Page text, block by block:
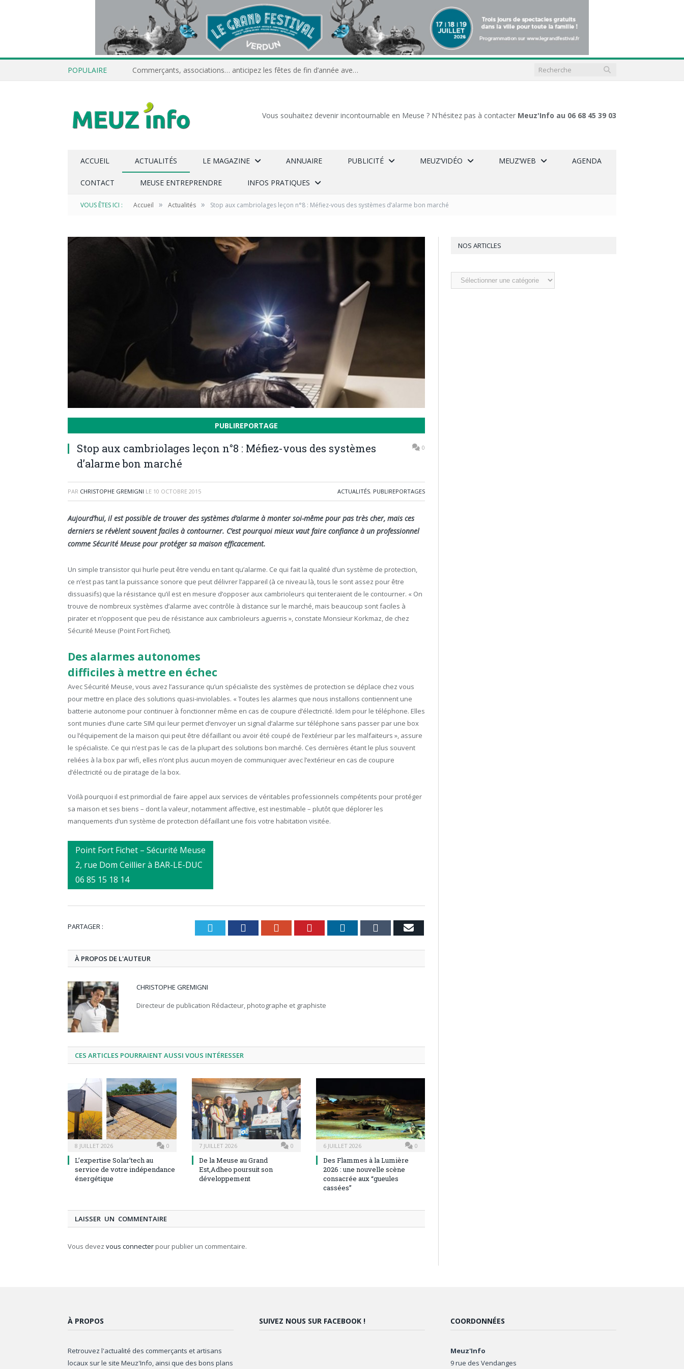
POPULAIRE Commerçants, associations… anticipez les fêtes de fin d’année avec Meuz’Info
Vous souhaitez devenir incontournable en Meuse ? N'hésitez pas à contacter Meuz'Info au 06 68 45 39 03
ACCUEIL ACTUALITÉS LE MAGAZINE ANNUAIRE PUBLICITÉ MEUZ’VIDÉO MEUZ’WEB AGENDA
CONTACT MEUSE ENTREPRENDRE INFOS PRATIQUES
VOUS ÊTES ICI : Accueil » Actualités » Stop aux cambriolages leçon n°8 : Méfiez-vous des systèmes d’alarme bon marché
PUBLIREPORTAGE
Stop aux cambriolages leçon n°8 : Méfiez-vous des systèmes
d’alarme bon marché
0
PAR CHRISTOPHE GREMIGNI LE 10 OCTOBRE 2015 ACTUALITÉS, PUBLIREPORTAGES
Aujourd’hui, il est possible de trouver des systèmes d’alarme à monter soi-même pour pas très cher, mais ces
derniers se révèlent souvent faciles à contourner. C’est pourquoi mieux vaut faire confiance à un professionnel
comme Sécurité Meuse pour protéger sa maison efficacement.
Un simple transistor qui hurle peut être vendu en tant qu’alarme. Ce qui fait la qualité d’un système de protection,
ce n’est pas tant la puissance sonore que peut délivrer l’appareil (à ce niveau là, tous le sont assez pour être
dissuasifs) que la résistance qu’il est en mesure d’opposer aux cambrioleurs qui tenteraient de le contourner. « On
trouve de nombreux systèmes d’alarme avec contrôle à distance sur le marché, mais beaucoup sont faciles à
pirater et n’opposent que peu de résistance aux cambrioleurs aguerris », constate Monsieur Korkmaz, de chez
Sécurité Meuse (Point Fort Fichet).
Des alarmes autonomes
difficiles à mettre en échec
Avec Sécurité Meuse, vous avez l’assurance qu’un spécialiste des systèmes de protection se déplace chez vous
pour mettre en place des solutions quasi-inviolables. « Toutes les alarmes que nous installons contiennent une
batterie autonome pour continuer à fonctionner même en cas de coupure d’électricité. Idem pour le téléphone. Elles
sont munies d’une carte SIM qui leur permet d’envoyer un signal d’alarme sur téléphone sans passer par une box
ou l’équipement de la maison qui peut être défaillant ou avoir été coupé de l’extérieur par les malfaiteurs », assure
le spécialiste. Ce qui n’est pas le cas de la plupart des solutions bon marché. Ces dernières étant le plus souvent
reliées à la box par wifi, elles n’ont plus aucun moyen de communiquer avec l’extérieur en cas de coupure
d’électricité ou de piratage de la box.
Voilà pourquoi il est primordial de faire appel aux services de véritables professionnels compétents pour protéger
sa maison et ses biens – dont la valeur, notamment affective, est inestimable – plutôt que déplorer les
manquements d’un système de protection défaillant une fois votre habitation visitée.
Point Fort Fichet – Sécurité Meuse
2, rue Dom Ceillier à BAR-LE-DUC
06 85 15 18 14
PARTAGER : TwitterFacebookGoogle+Pinterest
LinkedInTumblrEmail
À PROPOS DE L'AUTEUR
CHRISTOPHE GREMIGNI
Directeur de publication Rédacteur, photographe et graphiste
CES ARTICLES POURRAIENT AUSSI VOUS INTÉRESSER
8 JUILLET 2026 0
L’expertise Solar’tech au
service de votre indépendance
énergétique
7 JUILLET 2026 0
De la Meuse au Grand
Est,Adheo poursuit son
développement
6 JUILLET 2026 0
Des Flammes à la Lumière
2026 : une nouvelle scène
consacrée aux “gueules
cassées”
LAISSER UN COMMENTAIRE
Vous devez vous connecter pour publier un commentaire.
NOS ARTICLES
Nos
articles
À PROPOS
Retrouvez l'actualité des commerçants et artisans
locaux sur le site Meuz'Info, ainsi que des bons plans
SUIVEZ NOUS SUR FACEBOOK ! COORDONNÉES
Meuz'Info
9 rue des Vendanges